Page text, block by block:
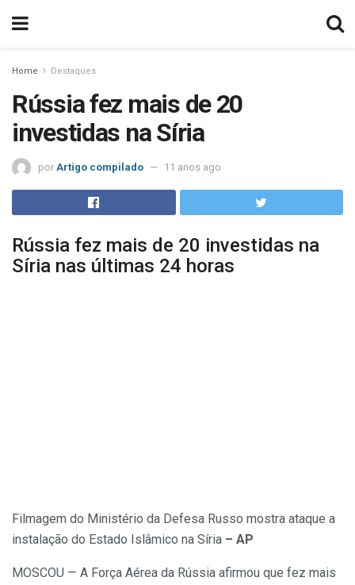
Home Destaques
Rússia fez mais de 20
investidas na Síria
por Artigo compilado 11 anos ago
Rússia fez mais de 20 investidas na
Síria nas últimas 24 horas
Filmagem do Ministério da Defesa Russo mostra ataque a
instalação do Estado Islâmico na Síria – AP
MOSCOU — A Força Aérea da Rússia afirmou que fez mais